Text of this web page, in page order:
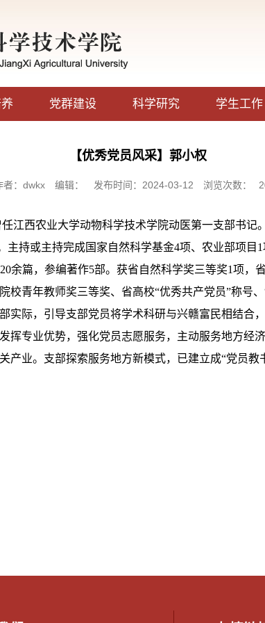
党群建设 科学研究 学生工作
【优秀党员风采】郭小权
者：dwkx 编辑： 发布时间：2024-03-12 浏览次数：
江西农业大学动物科学技术学院动医第一支部书记
主持或主持完成国家自然科学基金4项、农业部项目 1
20余篇，参编著作5部。获省自然科学奖三等奖1项，
校青年教师奖三等奖、省高校“优秀共产党员”称号
实际，引导支部党员将学术科研与兴赣富民相结合
挥专业优势，强化党员志愿服务，主动服务地方经
业。支部探索服务地方新模式，已建立成“党员教